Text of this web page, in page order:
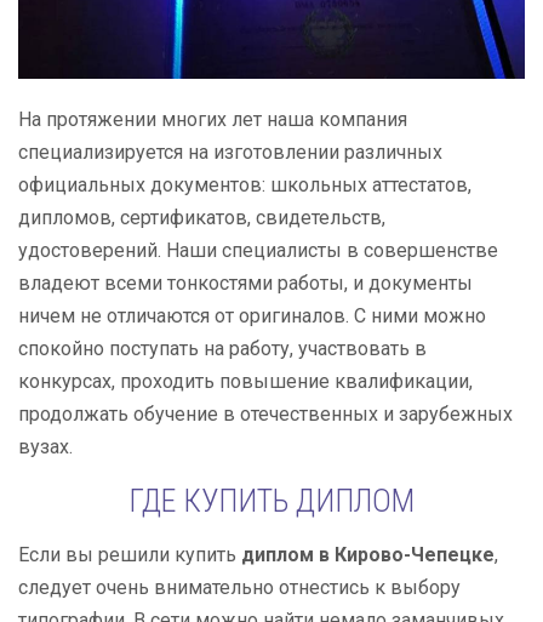
На протяжении многих лет наша компания
специализируется на изготовлении различных
официальных документов: школьных аттестатов,
дипломов, сертификатов, свидетельств,
удостоверений. Наши специалисты в совершенстве
владеют всеми тонкостями работы, и документы
ничем не отличаются от оригиналов. С ними можно
спокойно поступать на работу, участвовать в
конкурсах, проходить повышение квалификации,
продолжать обучение в отечественных и зарубежных
вузах.
ГДЕ КУПИТЬ ДИПЛОМ
Если вы решили купить диплом в Кирово-Чепецке,
следует очень внимательно отнестись к выбору